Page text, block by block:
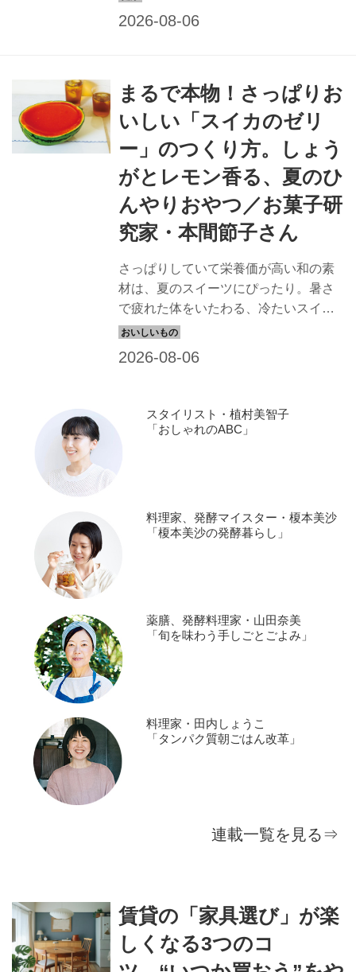
月号掲載）
まるで本物！さっぱりお
いしい「スイカのゼリ
ー」のつくり方。しょう
がとレモン香る、夏のひ
んやりおやつ／お菓子研
究家・本間節子さん
さっぱりしていて栄養価が高い和の素
材は、夏のスイーツにぴったり。暑さ
で疲れた体をいたわる、冷たいスイー
ツをお菓子研究家・本間節子さんに教
活』2025年9月号掲載）
スタイリスト・植村美智子
「おしゃれのABC」
料理家、発酵マイスター・榎本美沙
「榎本美沙の発酵暮らし」
薬膳、発酵料理家・山田奈美
「旬を味わう手しごとごよみ」
料理家・田内しょうこ
「タンパク質朝ごはん改革」
連載一覧を見る⇒
賃貸の「家具選び」が楽
しくなる3つのコ